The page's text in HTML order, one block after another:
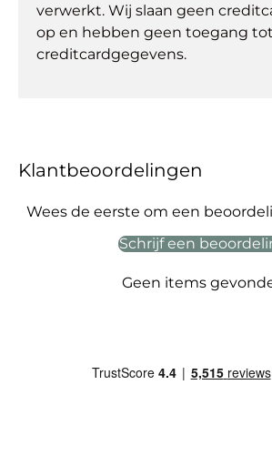
verwerkt. Wij slaan geen
op en hebben geen toegang
creditcardgegevens.
Klantbeoordelingen
Wees de eerste om een
Schrijf een
Geen items